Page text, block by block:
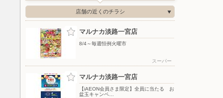
店舗の近くのチラシ
マルナカ淡路一宮店
8/4～毎週恒例火曜市
スーパー
マルナカ淡路一宮店
【iAEON会員さま限定】全員に当たる お
盆玉キャンペ…